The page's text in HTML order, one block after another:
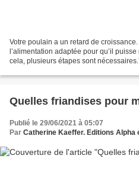
Votre poulain a un retard de
l’alimentation adaptée pour qu’il
cela, plusieurs étapes sont
Quelles friandises pour
Publié le 29/06/2021 à 05:07
Par Catherine Kaeffer. Editions Alpha